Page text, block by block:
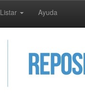
Listar Ayuda